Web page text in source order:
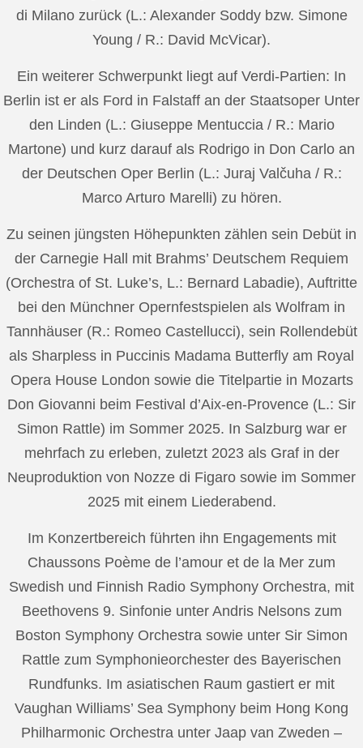
di Milano zurück (L.: Alexander Soddy bzw. Simone
Young / R.: David McVicar).
Ein weiterer Schwerpunkt liegt auf Verdi-Partien: In
Berlin ist er als Ford in Falstaff an der Staatsoper Unter
den Linden (L.: Giuseppe Mentuccia / R.: Mario
Martone) und kurz darauf als Rodrigo in Don Carlo an
der Deutschen Oper Berlin (L.: Juraj Valčuha / R.:
Marco Arturo Marelli) zu hören.
Zu seinen jüngsten Höhepunkten zählen sein Debüt in
der Carnegie Hall mit Brahms’ Deutschem Requiem
(Orchestra of St. Luke’s, L.: Bernard Labadie), Auftritte
bei den Münchner Opernfestspielen als Wolfram in
Tannhäuser (R.: Romeo Castellucci), sein Rollendebüt
als Sharpless in Puccinis Madama Butterfly am Royal
Opera House London sowie die Titelpartie in Mozarts
Don Giovanni beim Festival d’Aix-en-Provence (L.: Sir
Simon Rattle) im Sommer 2025. In Salzburg war er
mehrfach zu erleben, zuletzt 2023 als Graf in der
Neuproduktion von Nozze di Figaro sowie im Sommer
2025 mit einem Liederabend.
Im Konzertbereich führten ihn Engagements mit
Chaussons Poème de l’amour et de la Mer zum
Swedish und Finnish Radio Symphony Orchestra, mit
Beethovens 9. Sinfonie unter Andris Nelsons zum
Boston Symphony Orchestra sowie unter Sir Simon
Rattle zum Symphonieorchester des Bayerischen
Rundfunks. Im asiatischen Raum gastiert er mit
Vaughan Williams’ Sea Symphony beim Hong Kong
Philharmonic Orchestra unter Jaap van Zweden –